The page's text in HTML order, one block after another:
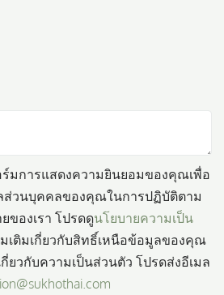
มการแสดงความยินยอมของคุณเพื่อ
ส่วนบุคคลของคุณในการปฏิบัติตาม
ของเรา โปรดดูนโยบายความเป็น
เติมเกี่ยวกับสิทธิ์เหนือข้อมูลของคุณ
ยวกับความเป็นส่วนตัว โปรดส่งอีเมล